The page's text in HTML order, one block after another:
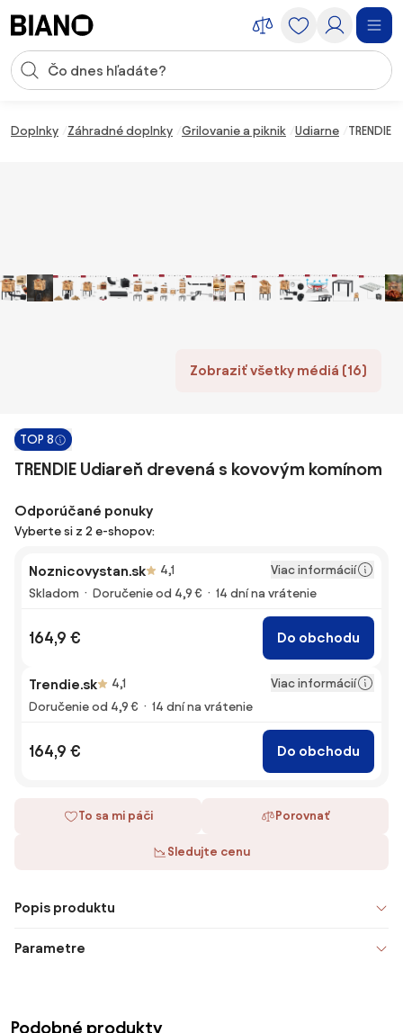
Vstup pre vyhľadávanie
Doplnky Záhradné doplnky Grilovanie a piknik Udiarne
Zobraziť všetky médiá (16)
TOP 8
TRENDIE Udiareň drevená s kovovým komínom
Odporúčané ponuky
Vyberte si z 2 e-shopov:
Noznicovystan.sk 4,1
Viac informácií
Skladom
Doručenie od 4,9 € 14 dní na vrátenie
164,9 € Do obchodu
Trendie.sk 4,1
Viac informácií
Doručenie od 4,9 €
14 dní na vrátenie
164,9 € Do obchodu
To sa mi páči Porovnať
Sledujte cenu
Popis produktu
Parametre
Podobné produkty